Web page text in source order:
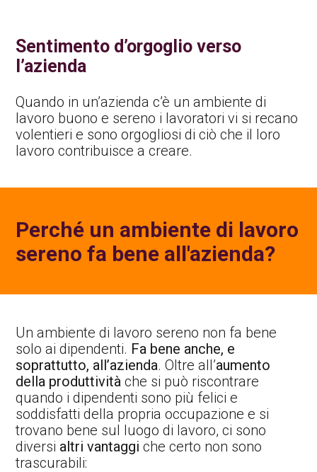
Sentimento d’orgoglio verso
l’azienda
Quando in un’azienda c’è un ambiente di
lavoro buono e sereno i lavoratori vi si recano
volentieri e sono orgogliosi di ciò che il loro
lavoro contribuisce a creare.
Perché un ambiente di lavoro
sereno fa bene all'azienda?
Un ambiente di lavoro sereno non fa bene
solo ai dipendenti. Fa bene anche, e
soprattutto, all’azienda. Oltre all’aumento
della produttività che si può riscontrare
quando i dipendenti sono più felici e
soddisfatti della propria occupazione e si
trovano bene sul luogo di lavoro, ci sono
diversi altri vantaggi che certo non sono
trascurabili: